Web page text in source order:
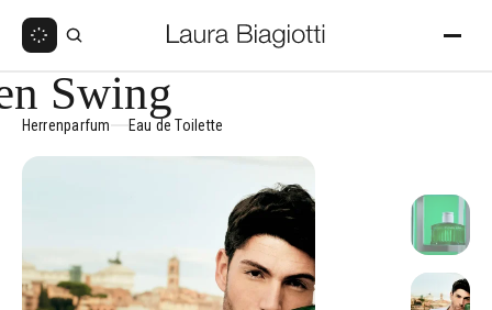
Swing
Herrenparfum Eau de Toilette